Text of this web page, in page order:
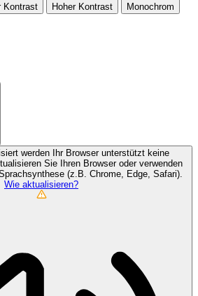
Kontrast Hoher Kontrast Monochrom
werden Ihr Browser unterstützt keine
Sie Ihren Browser oder verwenden
(z.B. Chrome, Edge, Safari).
Wie aktualisieren?